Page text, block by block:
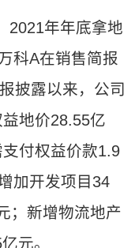
2021年年底拿地
科A在销售简报
披露以来，公司
地价28.55亿
付权益价款1.9
加开发项目34
；新增物流地产
元。